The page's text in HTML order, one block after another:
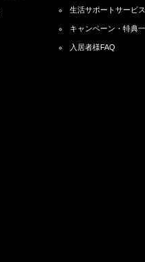
生活サポートサービス
キャンペーン・特典
入居者様FAQ